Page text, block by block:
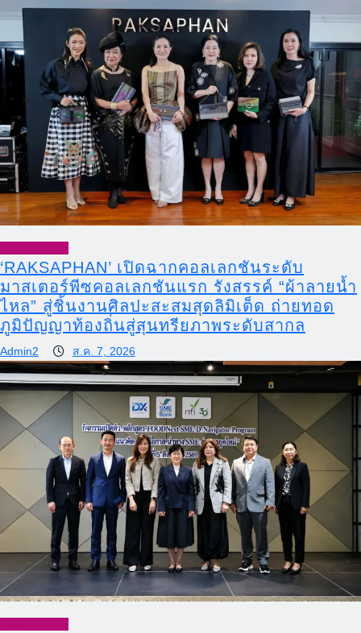
‘RAKSAPHAN’ เปิดฉากคอลเลกชันระดับ
มาสเตอร์พีซคอลเลกชันแรก รังสรรค์ “ผ้าลายน้ำ
ไหล” สู่ชิ้นงานศิลปะสะสมสุดลิมิเต็ด ถ่ายทอด
ภูมิปัญญาท้องถิ่นสู่สุนทรียภาพระดับสากล
Admin2 ส.ค. 7, 2026